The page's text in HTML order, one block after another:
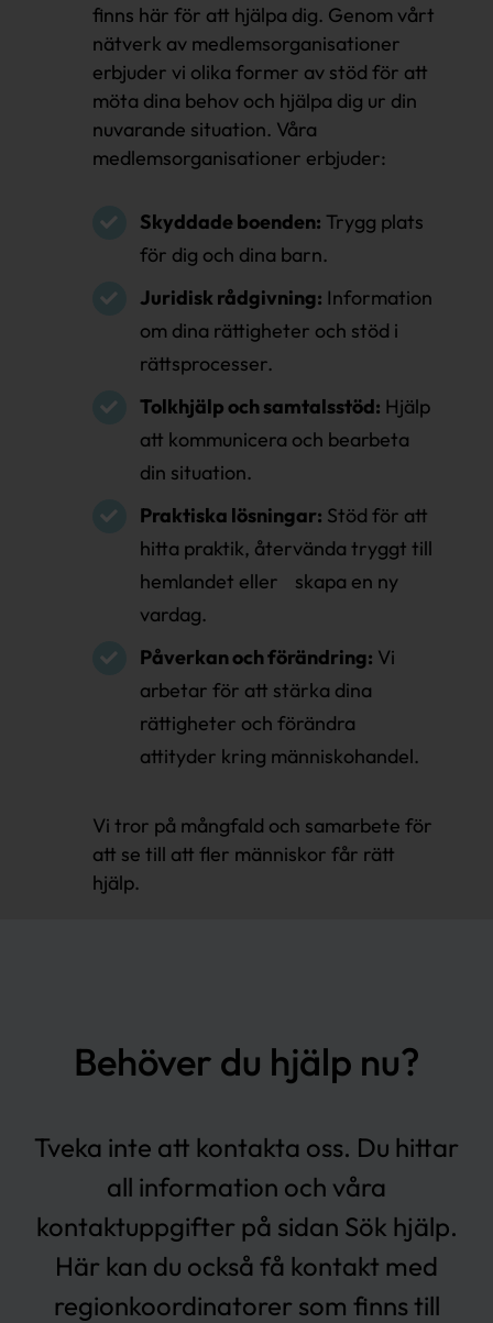
finns här för att hjälpa dig. Genom vårt
nätverk av medlemsorganisationer
erbjuder vi olika former av stöd för att
möta dina behov och hjälpa dig ur din
nuvarande situation. Våra
medlemsorganisationer erbjuder:
Skyddade boenden: Trygg plats
för dig och dina barn.
Juridisk rådgivning: Information
om dina rättigheter och stöd i
rättsprocesser.
Tolkhjälp och samtalsstöd: Hjälp
att kommunicera och bearbeta
din situation.
Praktiska lösningar: Stöd för att
hitta praktik, återvända tryggt till
hemlandet eller skapa en ny
vardag.
Påverkan och förändring: Vi
arbetar för att stärka dina
rättigheter och förändra
attityder kring människohandel.
Vi tror på mångfald och samarbete för
att se till att fler människor får rätt
hjälp.
Behöver du hjälp nu?
Tveka inte att kontakta oss. Du hittar
all information och våra
kontaktuppgifter på sidan Sök hjälp.
Här kan du också få kontakt med
regionkoordinatorersom finns till